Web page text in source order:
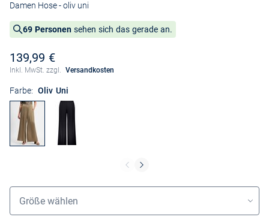
Damen Hose- oliv uni
69 Personen sehen sich das gerade an.
139,99 €
Inkl. MwSt. zzgl. Versandkosten
Farbe: Oliv Uni
Größenauswahl
Größe wählen